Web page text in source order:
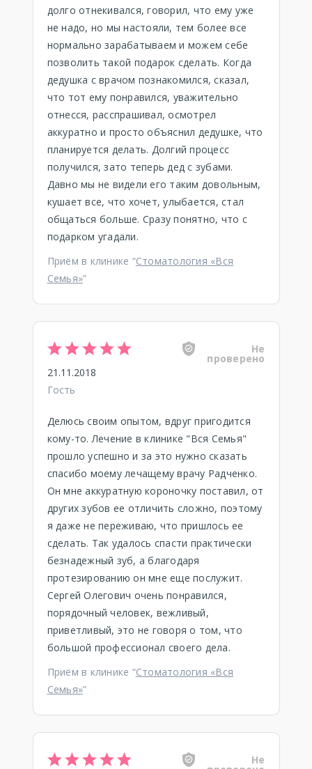
долго отнекивался, говорил, что ему уже
не надо, но мы настояли, тем более все
нормально зарабатываем и можем себе
позволить такой подарок сделать. Когда
дедушка с врачом познакомился, сказал,
что тот ему понравился, уважительно
отнесся, расспрашивал, осмотрел
аккуратно и просто объяснил дедушке, что
планируется делать. Долгий процесс
получился, зато теперь дед с зубами.
Давно мы не видели его таким довольным,
кушает все, что хочет, улыбается, стал
общаться больше. Сразу понятно, что с
подарком угадали.
Приём в клинике “Стоматология «Вся
Семья»”
Не
проверено
21.11.2018
Гость
Делюсь своим опытом, вдруг пригодится
кому-то. Лечение в клинике "Вся Семья"
прошло успешно и за это нужно сказать
спасибо моему лечащему врачу Радченко.
Он мне аккуратную короночку поставил, от
других зубов ее отличить сложно, поэтому
я даже не переживаю, что пришлось ее
сделать. Так удалось спасти практически
безнадежный зуб, а благодаря
протезированию он мне еще послужит.
Сергей Олегович очень понравился,
порядочный человек, вежливый,
приветливый, это не говоря о том, что
большой профессионал своего дела.
Приём в клинике “Стоматология «Вся
Семья»”
Не